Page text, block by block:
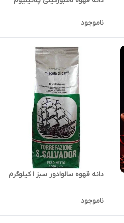
ناموجود
دانه قهوه سالوادور سبز ۱ کیلوگرم
ناموجود